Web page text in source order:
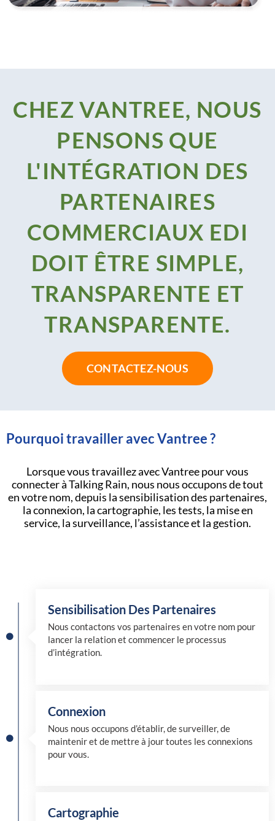
CHEZ VANTREE, NOUS
PENSONS QUE
L'INTÉGRATION DES
PARTENAIRES
COMMERCIAUX EDI
DOIT ÊTRE SIMPLE,
TRANSPARENTE ET
TRANSPARENTE.
CONTACTEZ-NOUS
Pourquoi travailler avec Vantree ?
Lorsque vous travaillez avec Vantree pour vous
connecter à Talking Rain, nous nous occupons de tout
en votre nom, depuis la sensibilisation des partenaires,
la connexion, la cartographie, les tests, la mise en
service, la surveillance, l’assistance et la gestion.
Sensibilisation Des Partenaires
Nous contactons vos partenaires en votre nom pour
lancer la relation et commencer le processus
d’intégration.
Connexion
Nous nous occupons d’établir, de surveiller, de
maintenir et de mettre à jour toutes les connexions
pour vous.
Cartographie